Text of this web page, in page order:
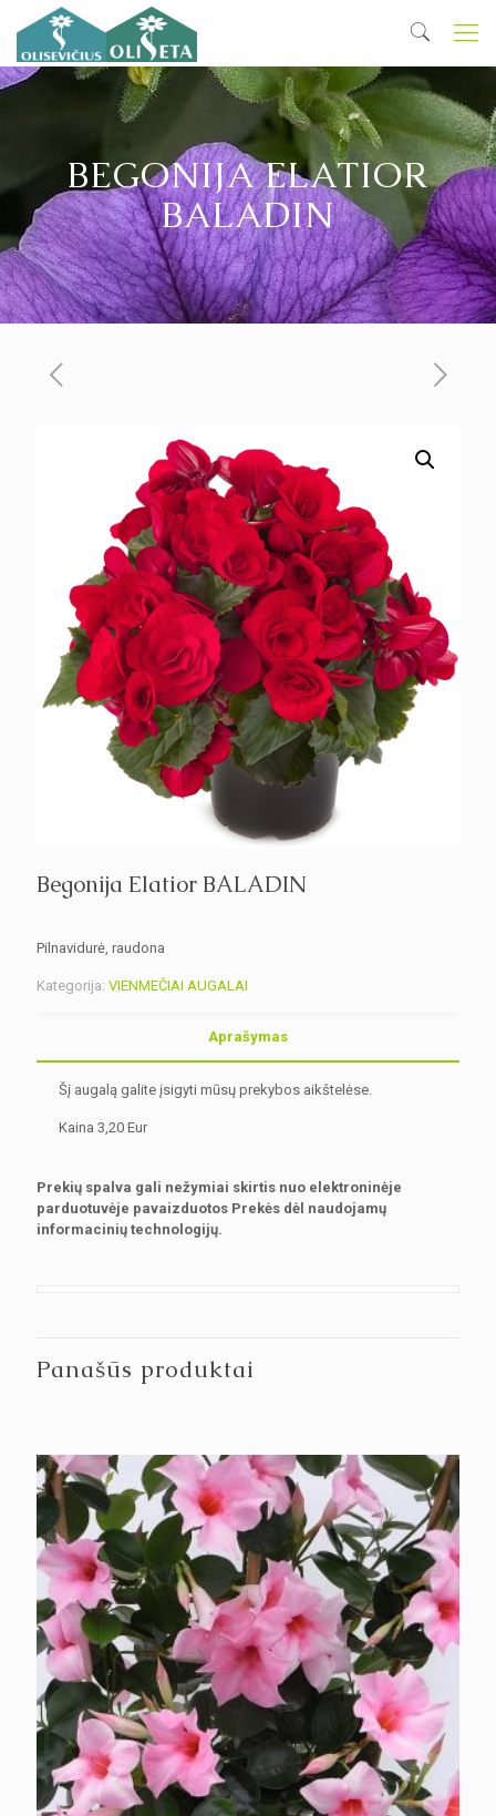
BEGONIJA ELATIOR
BALADIN
Begonija Elatior BALADIN
pilnavidurė, raudona
Kategorija: VIENMEČIAI AUGALAI
Aprašymas
Šį augalą galite įsigyti mūsų prekybos aikštelėse.
Kaina 3,20 Eur
Prekių spalva gali nežymiai skirtis nuo elektroninėje
parduotuvėje pavaizduotos Prekės dėl naudojamų
informacinių technologijų.
Panašūs produktai